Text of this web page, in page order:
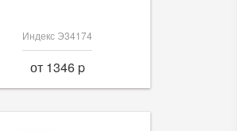
Индекс Э34174
от 1346 p